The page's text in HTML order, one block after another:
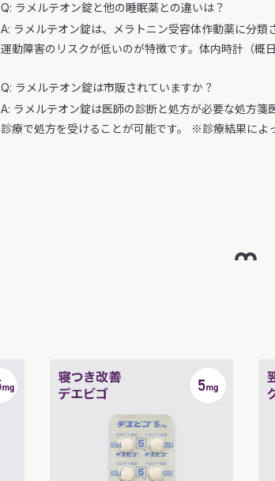
Q: ラメルテオン錠と他の睡眠薬との違いは？
A: ラメルテオン錠は、メラトニン受容体作動薬に分
運動障害のリスクが低いのが特徴です。体内時計（概
Q: ラメルテオン錠は市販されていますか？
A: ラメルテオン錠は医師の診断と処方が必要な処方
診療で処方を受けることが可能です。 ※診療結果によ